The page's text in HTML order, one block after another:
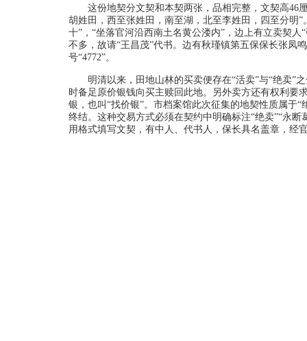
这份地契分文契和本契两张，品相完整，文契高46
胡姓田，西至张姓田，南至湖，北至李姓田，四至分明
十”，“坐落官河沿西南土名黄公溇内”，边上有立卖契
不多，故请“王昌茂”代书。边有秋瑾镇第五保保长张凤
号“4772”。
明清以来，田地山林的买卖便存在“活卖”与“绝卖”
时备足原价银钱向买主赎回此地。另外卖方还有权利要
银，也叫“找价银”。市档案馆此次征集的地契性质属于
终结。这种交易方式必须在契约中明确标注“绝卖”“永
用格式填写文契，有中人、代书人，保长具名盖章，经